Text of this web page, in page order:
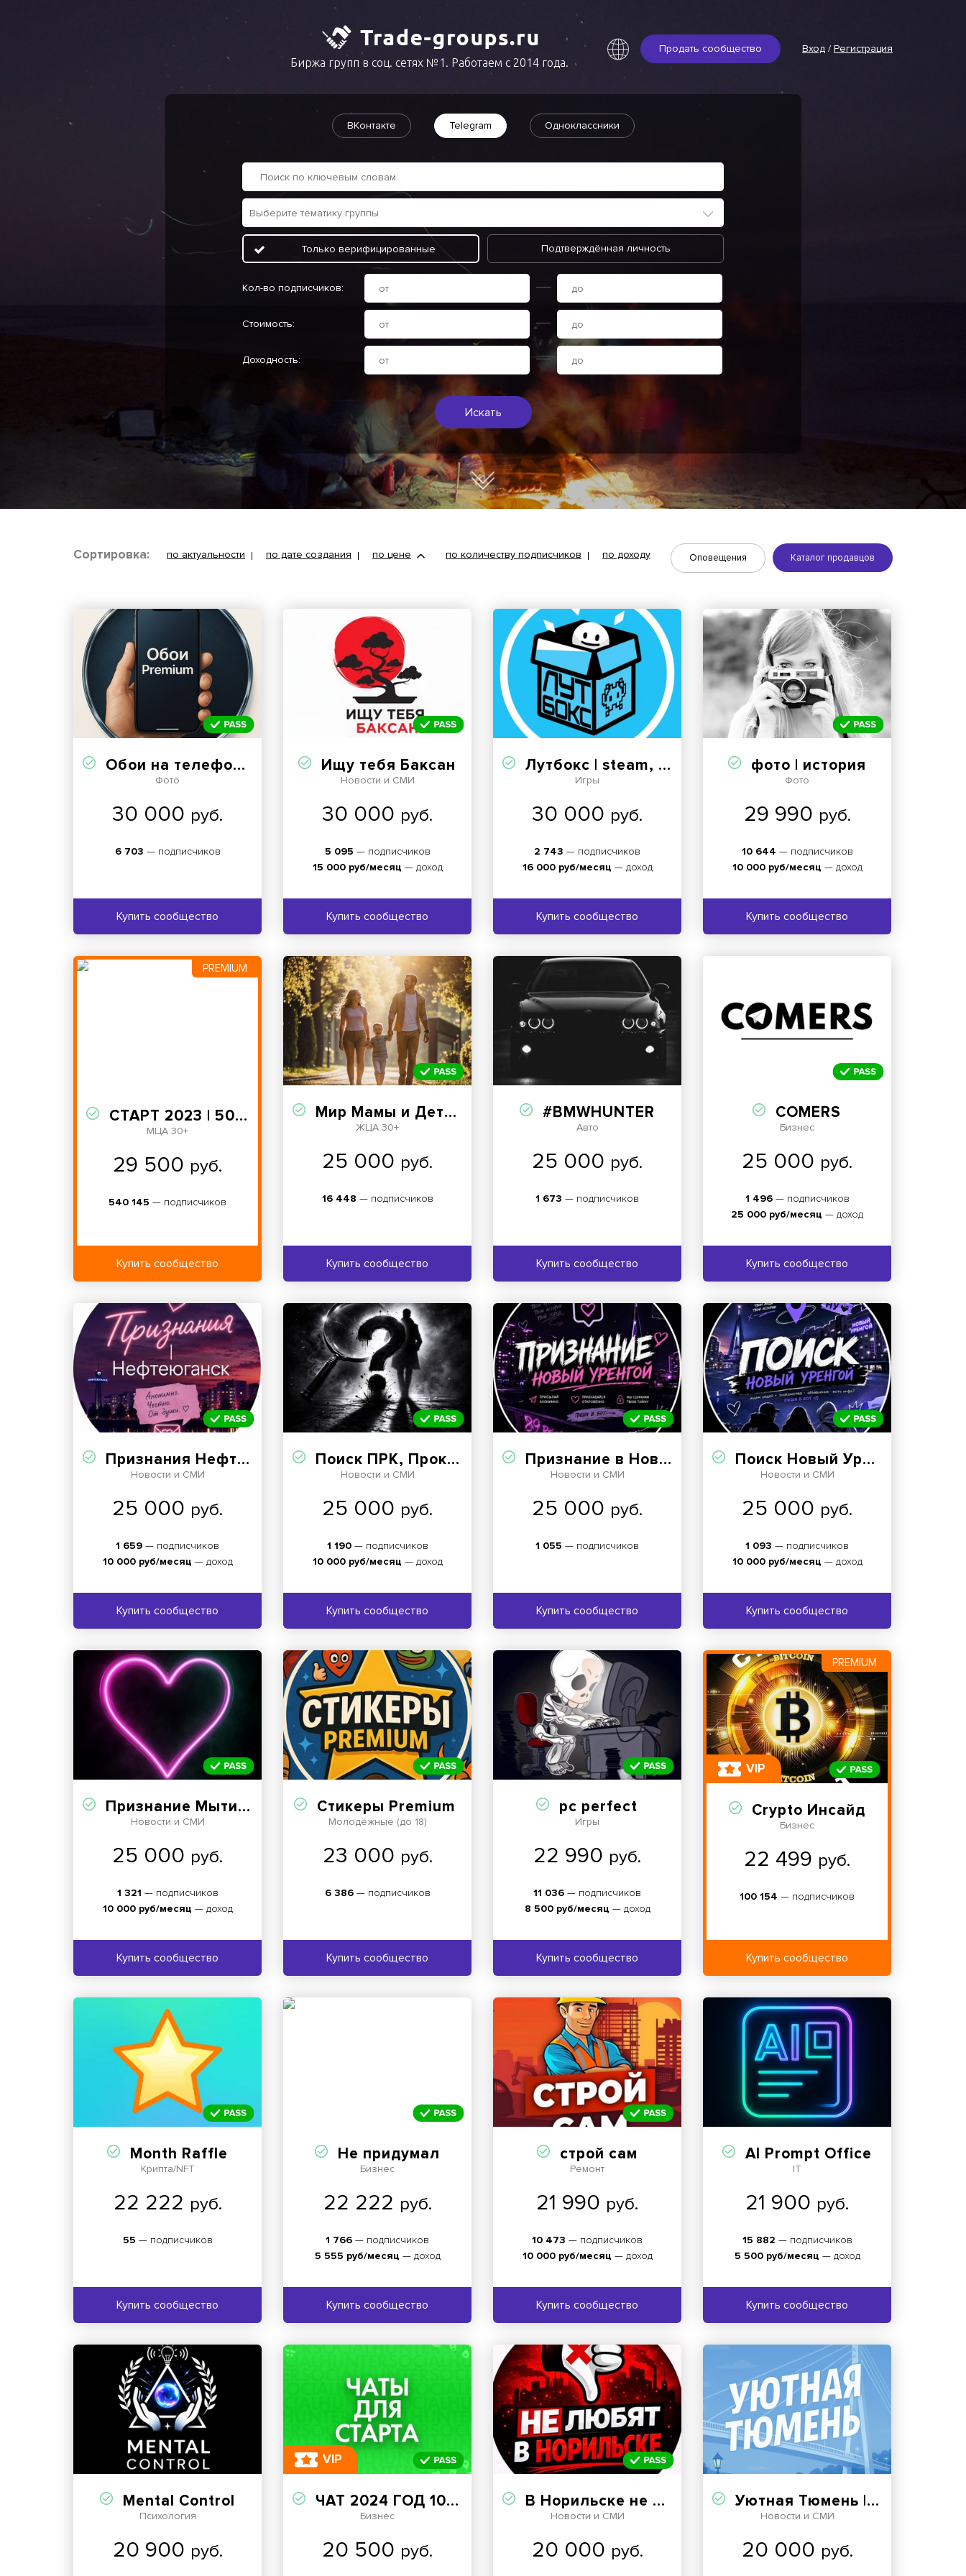
Продать сообщество Вход / Регистрация
Биржа групп в соц. сетях №1. Работаем с 2014 года.
ВКонтакте Telegram Одноклассники
Только верифицированные Подтверждённая личность
Кол-во подписчиков:
Стоимость:
Доходность:
Искать
Оповещения Каталог продавцов
Сортировка: по актуальности по дате создания по цене по количеству подписчиков по доходу
Обои на телефон Premium
Фото
30 000 руб.
6 703 — подписчиков
Купить сообщество
Ищу тебя Баксан
Новости и СМИ
30 000 руб.
5 095 — подписчиков
15 000 руб/месяц — доход
Купить сообщество
Лутбокс | steam, новости, игры
Игры
30 000 руб.
2 743 — подписчиков
16 000 руб/месяц — доход
Купить сообщество
фото | история
Фото
29 990 руб.
10 644 — подписчиков
10 000 руб/месяц — доход
Купить сообщество
PREMIUM
СТАРТ 2023 | 500К
МЦА 30+
29 500 руб.
540 145 — подписчиков
Купить сообщество
Мир Мамы и Детства
ЖЦА 30+
25 000 руб.
16 448 — подписчиков
Купить сообщество
#BMWHUNTER
Авто
25 000 руб.
1 673 — подписчиков
Купить сообщество
COMERS
Бизнес
25 000 руб.
1 496— подписчиков
25 000 руб/месяц — доход
Купить сообщество
Признания Нефтеюганск
Новости и СМИ
25 000 руб.
1 659 — подписчиков
10 000 руб/месяц — доход
Купить сообщество
Поиск ПРК, Прокопьевск
Новости и СМИ
25 000 руб.
1 190— подписчиков
10 000 руб/месяц — доход
Купить сообщество
Признание в Новом Уренгое
Новости и СМИ
25 000 руб.
1 055 — подписчиков
Купить сообщество
Поиск Новый Уренгой
Новости и СМИ
25 000 руб.
1 093 — подписчиков
10 000 руб/месяц — доход
Купить сообщество
Признание Мытищи (Найдись)
Новости и СМИ
25 000 руб.
1 321 — подписчиков
10 000 руб/месяц — доход
Купить сообщество
Стикеры Premium ️
Молодёжные (до 18)
23 000 руб.
6 386— подписчиков
Купить сообщество
pc perfect
Игры
22 990 руб.
11 036 — подписчиков
8 500 руб/месяц — доход
Купить сообщество
PREMIUM
VIP
Crypto Инсайд
Бизнес
22 499 руб.
100 154 — подписчиков
Купить сообщество
Month Raffle
Крипта/NFT
22 222 руб.
55 — подписчиков
Купить сообщество
Не придумал
Бизнес
22 222 руб.
1 766 — подписчиков
5 555 руб/месяц — доход
Купить сообщество
строй сам
Ремонт
21 990 руб.
10 473 — подписчиков
10 000 руб/месяц — доход
Купить сообщество
AI Prompt Office
IT
21 900 руб.
15 882 — подписчиков
5 500 руб/месяц — доход
Купить сообщество
Mental Control
Психология
20 900 руб.
VIP
ЧАТ 2024 ГОД 100.000 УЧАСТНИКОВ
Бизнес
20 500 руб.
В Норильске не любят. НПР
Новости и СМИ
20 000 руб.
Уютная Тюмень | Новости
Новости и СМИ
20 000 руб.